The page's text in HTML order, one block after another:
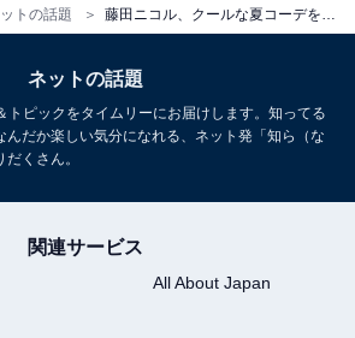
トの話題
ネットの話題
トピックをタイムリーにお届けします。知ってる
んだか楽しい気分になれる、ネット発「知ら（な
くさん。
関連サービス
All About Japan